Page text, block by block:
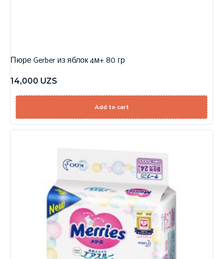
Пюре Gerber из яблок 4м+ 80 гр
14,000 UZS
Add to cart